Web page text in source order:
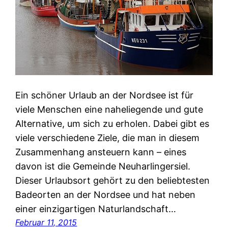
Ein schöner Urlaub an der Nordsee ist für
viele Menschen eine naheliegende und gute
Alternative, um sich zu erholen. Dabei gibt es
viele verschiedene Ziele, die man in diesem
Zusammenhang ansteuern kann – eines
davon ist die Gemeinde Neuharlingersiel.
Dieser Urlaubsort gehört zu den beliebtesten
Badeorten an der Nordsee und hat neben
einer einzigartigen Naturlandschaft…
Februar 11, 2015